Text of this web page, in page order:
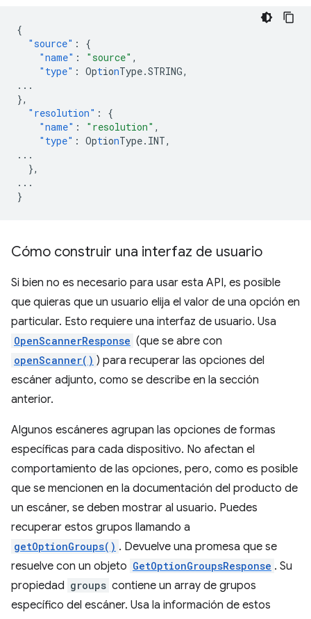
{
"source" :
{
"name" : "source" ,
"type" : OptionType.STRING,
...
},
"resolution" :
{
"name" : "resolution" ,
"type" : OptionType.INT,
...
},
...
}
Cómo construir una interfaz de usuario
Si bien no es necesario para usar esta API, es posible
que quieras que un usuario elija el valor de una opción en
particular. Esto requiere una interfaz de usuario. Usa
OpenScannerResponse (que se abre con
openScanner() ) para recuperar las opciones del
escáner adjunto, como se describe en la sección
anterior.
Algunos escáneres agrupan las opciones de formas
específicas para cada dispositivo. No afectan el
comportamiento de las opciones, pero, como es posible
que se mencionen en la documentación del producto de
un escáner, se deben mostrar al usuario. Puedes
recuperar estos grupos llamando a
getOptionGroups() . Devuelve una promesa que se
resuelve con un objeto GetOptionGroupsResponse . Su
propiedad groups contiene un array de grupos
específico del escáner. Usa la información de estos